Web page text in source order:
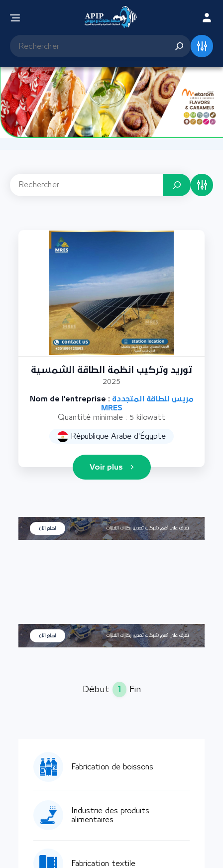
Fabrication de boissons
Industrie des produits
alimentaires
Fabrication textile
توريد وتركيب انظمة الطاقة الشمسية
2025
Nom de l'entreprise :
MRES
Quantité minimale : 5 kilowatt
République Arabe d'Égypte
Voir plus
Début 1 Fin